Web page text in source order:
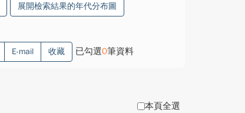
展開檢索結果的年代分布圖
E-mail 收藏 已勾選0筆資料
本頁全選